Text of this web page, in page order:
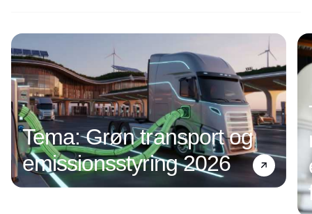
Tema: Grøn transport og
emissionsstyring 2026